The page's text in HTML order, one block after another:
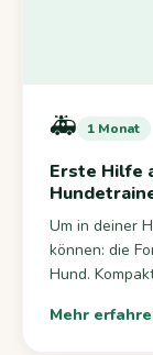
🚑 1 Monat
Erste Hilfe
Um in deiner
können: die
Hund.
Mehr